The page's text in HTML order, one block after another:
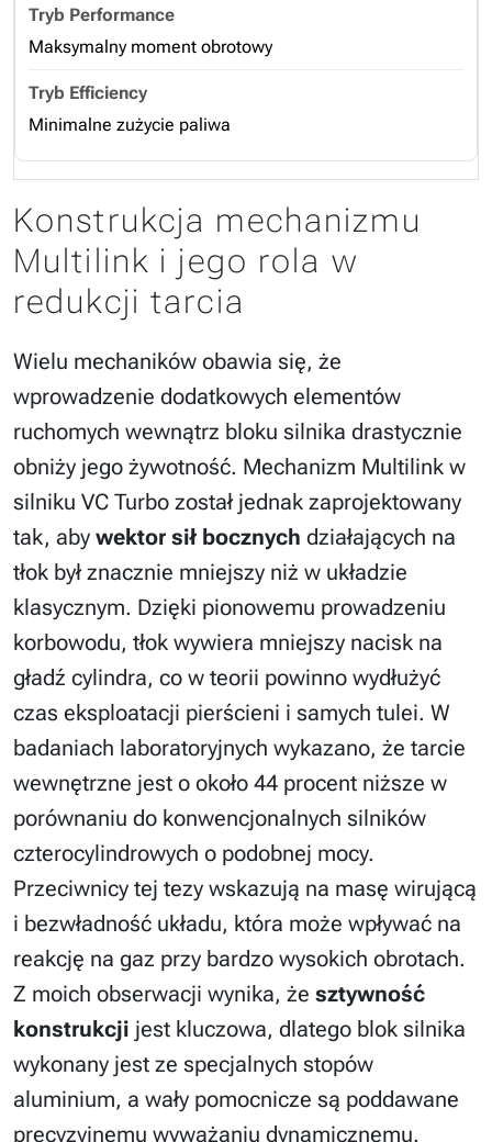
Maksymalny moment obrotowy
Minimalne zużycie paliwa
Konstrukcja mechanizmu
Multilink i jego rola w
redukcji tarcia
Wielu mechaników obawia się, że
wprowadzenie dodatkowych elementów
ruchomych wewnątrz bloku silnika drastycznie
obniży jego żywotność. Mechanizm Multilink w
silniku VC Turbo został jednak zaprojektowany
tak, aby wektor sił bocznych działających na
tłok był znacznie mniejszy niż w układzie
klasycznym. Dzięki pionowemu prowadzeniu
korbowodu, tłok wywiera mniejszy nacisk na
gładź cylindra, co w teorii powinno wydłużyć
czas eksploatacji pierścieni i samych tulei. W
badaniach laboratoryjnych wykazano, że tarcie
wewnętrzne jest o około 44 procent niższe w
porównaniu do konwencjonalnych silników
czterocylindrowych o podobnej mocy.
Przeciwnicy tej tezy wskazują na masę wirującą
i bezwładność układu, która może wpływać na
reakcję na gaz przy bardzo wysokich obrotach.
Z moich obserwacji wynika, że sztywność
konstrukcji jest kluczowa, dlatego blok silnika
wykonany jest ze specjalnych stopów
aluminium, a wały pomocnicze są poddawane
precyzyjnemu wyważaniu dynamicznemu.